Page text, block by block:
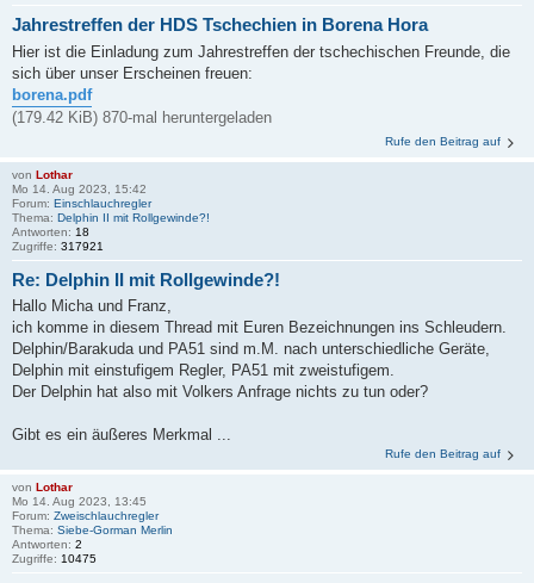
Jahrestreffen der HDS Tschechien in Borena Hora
Hier ist die Einladung zum Jahrestreffen der tschechischen Freunde, die
sich über unser Erscheinen freuen:
borena.pdf
(179.42 KiB) 870-mal heruntergeladen
Rufe den Beitrag auf
von Lothar
Mo 14. Aug 2023, 15:42
Forum: Einschlauchregler
Thema: Delphin II mit Rollgewinde?!
Antworten: 18
Zugriffe: 317921
Re: Delphin II mit Rollgewinde?!
Hallo Micha und Franz,
ich komme in diesem Thread mit Euren Bezeichnungen ins Schleudern.
Delphin/Barakuda und PA51 sind m.M. nach unterschiedliche Geräte,
Delphin mit einstufigem Regler, PA51 mit zweistufigem.
Der Delphin hat also mit Volkers Anfrage nichts zu tun oder?
Gibt es ein äußeres Merkmal ...
Rufe den Beitrag auf
von Lothar
Mo 14. Aug 2023, 13:45
Forum: Zweischlauchregler
Thema: Siebe-Gorman Merlin
Antworten: 2
Zugriffe: 10475